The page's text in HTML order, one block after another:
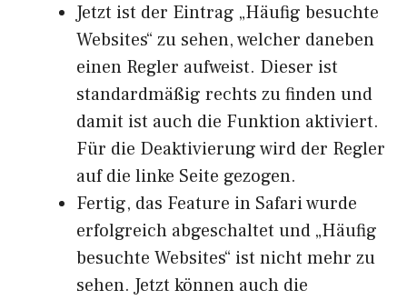
Jetzt ist der Eintrag „Häufig besuchte
Websites“ zu sehen, welcher daneben
einen Regler aufweist. Dieser ist
standardmäßig rechts zu finden und
damit ist auch die Funktion aktiviert.
Für die Deaktivierung wird der Regler
auf die linke Seite gezogen.
Fertig, das Feature in Safari wurde
erfolgreich abgeschaltet und „Häufig
besuchte Websites“ ist nicht mehr zu
sehen. Jetzt können auch die